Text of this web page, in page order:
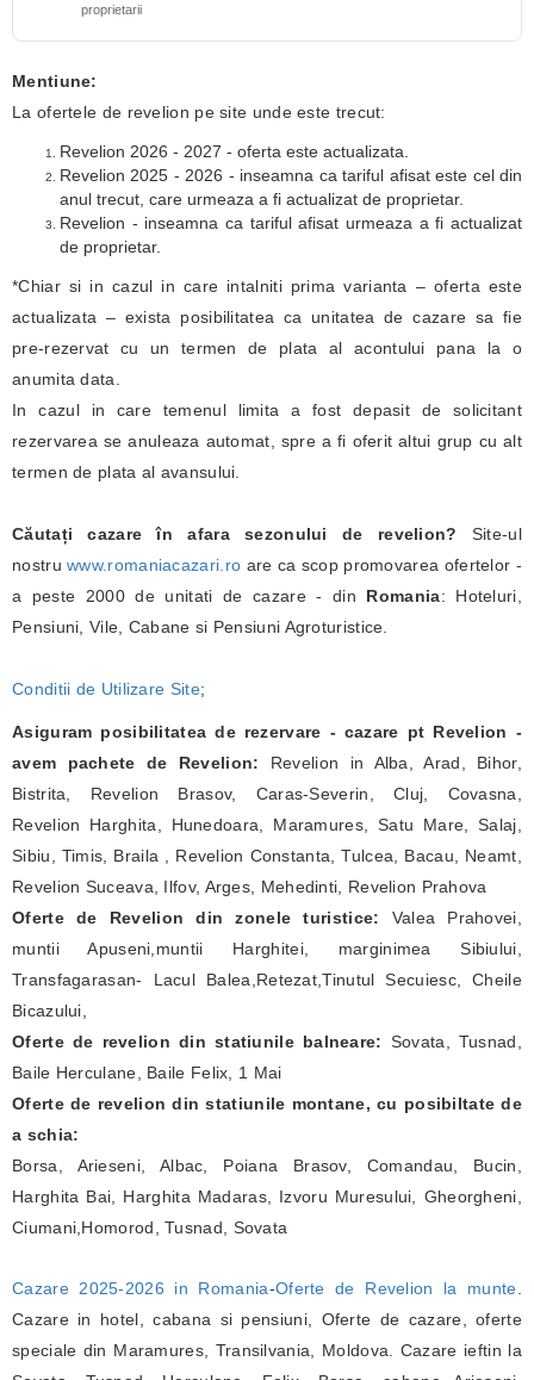
proprietarii
Mentiune:
La ofertele de revelion pe site unde este trecut:
Revelion 2026 - 2027 - oferta este actualizata.
Revelion 2025 - 2026 - inseamna ca tariful afisat este cel din
anul trecut, care urmeaza a fi actualizat de proprietar.
Revelion - inseamna ca tariful afisat urmeaza a fi actualizat
de proprietar.
*Chiar si in cazul in care intalniti prima varianta – oferta este
actualizata – exista posibilitatea ca unitatea de cazare sa fie
pre-rezervat cu un termen de plata al acontului pana la o
anumita data.
In cazul in care temenul limita a fost depasit de solicitant
rezervarea se anuleaza automat, spre a fi oferit altui grup cu alt
termen de plata al avansului.
Căutați cazare în afara sezonului de revelion? Site-ul
nostruwww.romaniacazari.ro are ca scop promovarea ofertelor -
a peste 2000 de unitati de cazare - din Romania: Hoteluri,
Pensiuni, Vile, Cabane si Pensiuni Agroturistice.
Conditii de Utilizare Site;
Asiguram posibilitatea de rezervare - cazare pt Revelion -
avem pachete de Revelion: Revelion in Alba, Arad, Bihor,
Bistrita, Revelion Brasov, Caras-Severin, Cluj, Covasna,
Revelion Harghita, Hunedoara, Maramures, Satu Mare, Salaj,
Sibiu, Timis, Braila , Revelion Constanta, Tulcea, Bacau, Neamt,
Revelion Suceava, Ilfov, Arges, Mehedinti, Revelion Prahova
Oferte de Revelion din zonele turistice: Valea Prahovei,
muntii Apuseni,muntii Harghitei, marginimea Sibiului,
Transfagarasan- Lacul Balea,Retezat,Tinutul Secuiesc, Cheile
Bicazului,
Oferte de revelion din statiunile balneare: Sovata, Tusnad,
Baile Herculane, Baile Felix, 1 Mai
Oferte de revelion din statiunile montane, cu posibiltate de
a schia:
Borsa, Arieseni, Albac, Poiana Brasov, Comandau, Bucin,
Harghita Bai, Harghita Madaras, Izvoru Muresului, Gheorgheni,
Ciumani,Homorod, Tusnad, Sovata
Cazare 2025-2026 in Romania-Oferte de Revelion la munte
Cazare in hotel, cabana si pensiuni, Oferte de cazare, oferte
speciale din Maramures, Transilvania, Moldova. Cazare ieftin la